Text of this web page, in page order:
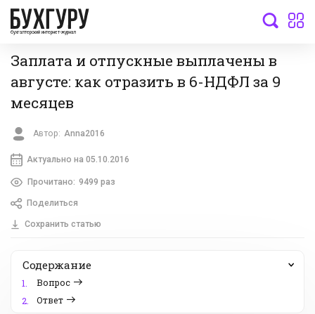
бухгалтерский интернет-журнал
Заплата и отпускные выплачены в
августе: как отразить в 6-НДФЛ за 9
месяцев
Автор: Anna2016
Актуально на 05.10.2016
Прочитано: 9499 раз
Поделиться
Сохранить статью
Содержание
1.
Вопрос
2.
Ответ